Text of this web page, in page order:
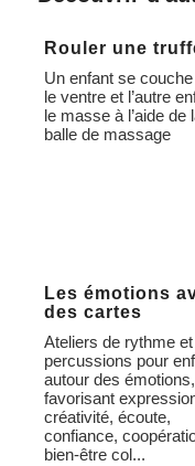
Rouler une
Un enfant se
le ventre et l’autre
le masse à l’aide de
balle de massage
Les émotions
des cartes
Ateliers de rythme et
percussions pour
autour des émotions,
favorisant
créativité, écoute,
confiance,
bien-être col...